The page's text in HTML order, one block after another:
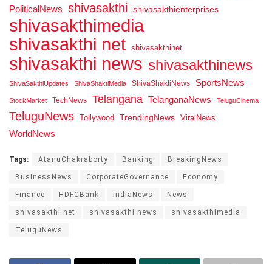
PoliticalNews shivasakthi shivasakthienterprises
shivasakthimedia
shivasakthi net shivasakthinet
shivasakthi news shivasakthinews
ShivaSakthiUpdates ShivaShaktiMedia ShivaShaktiNews SportsNews
StockMarket TechNews Telangana TelanganaNews TeluguCinema
TeluguNews Tollywood TrendingNews ViralNews
WorldNews
Tags: AtanuChakraborty Banking BreakingNews
BusinessNews CorporateGovernance Economy
Finance HDFCBank IndiaNews News
shivasakthi net shivasakthi news shivasakthimedia
TeluguNews